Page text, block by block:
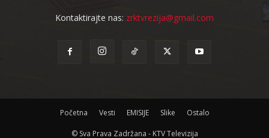
Kontaktirajte nas: zrktvrezija@gmail.com
Početna Vesti EMISIJE Slike Ostalo
© Sva Prava Zadržana - KTV Televizija